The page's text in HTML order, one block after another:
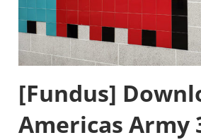
[Fundus]
Americas Army